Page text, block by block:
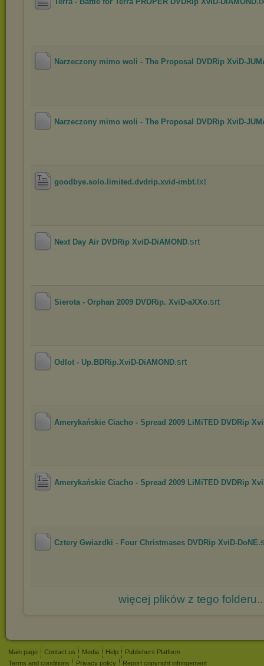
Narzeczony mimo woli - The Proposal DVDRip XviD-
Narzeczony mimo woli - The Proposal DVDRip XviD-
goodbye.solo.limited.dvdrip.xvid-imbt.txt
Next Day Air DVDRip XviD-DiAMOND.srt
Sierota - Orphan 2009 DVDRip. XviD-aXXo.srt
Odlot - Up.BDRip.XviD-DiAMOND.srt
Amerykańskie Ciacho - Spread 2009 LiMiTED DVDRip
Amerykańskie Ciacho - Spread 2009 LiMiTED DVDRip
Cztery Gwiazdki - Four Christmases DVDRip XviD-DoNE
więcej plików z tego
Main page Contact us Media Help
Publishers Platform
Terms and conditions
Privacy policy Report copyright infringement